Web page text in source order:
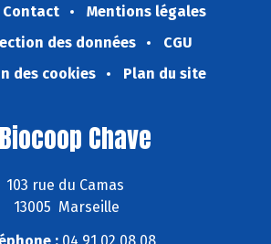
Contact
Mentions légales
des données
CGU
des cookies
Plan du site
Biocoop Chave
103 rue du Camas
13005 Marseille
: 04 91 02 08 08